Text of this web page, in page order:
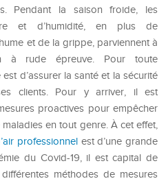
Pendant la saison froide, les
et d’humidité, en plus de
et de la grippe, parviennent à
à rude épreuve. Pour toute
d’assurer la santé et la sécurité
clients. Pour y arriver, il est
proactives pour empêcher
en tout genre. À cet effet,
professionnelest d’une grande
du Covid-19, il est capital de
méthodes de mesures